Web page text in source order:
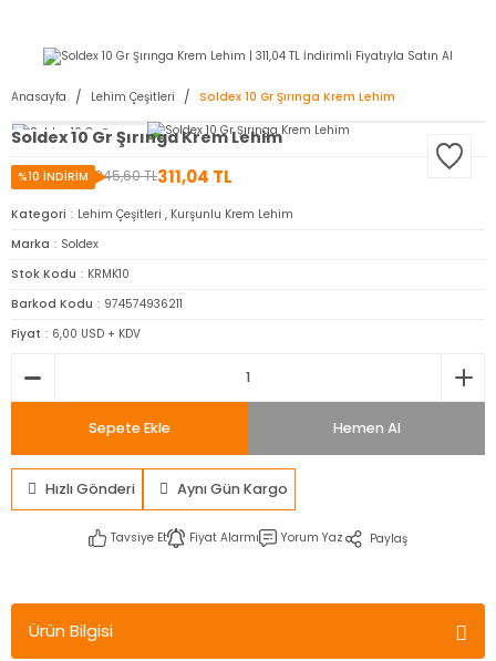
Anasayfa Lehim Çeşitleri Soldex 10 Gr Şırınga Krem Lehim
Soldex 10 Gr Şırınga Krem Lehim
345,60 TL311,04 TL
%10 İNDİRİM
Kategori Lehim Çeşitleri , Kurşunlu Krem Lehim
Marka
Soldex
Stok Kodu
KRMK10
Barkod Kodu
974574936211
Fiyat
6,00 USD + KDV
Sepete Ekle Hemen Al
Hızlı Gönderi Aynı Gün Kargo
Tavsiye Et Fiyat Alarmı Yorum Yaz Paylaş
Ürün Bilgisi